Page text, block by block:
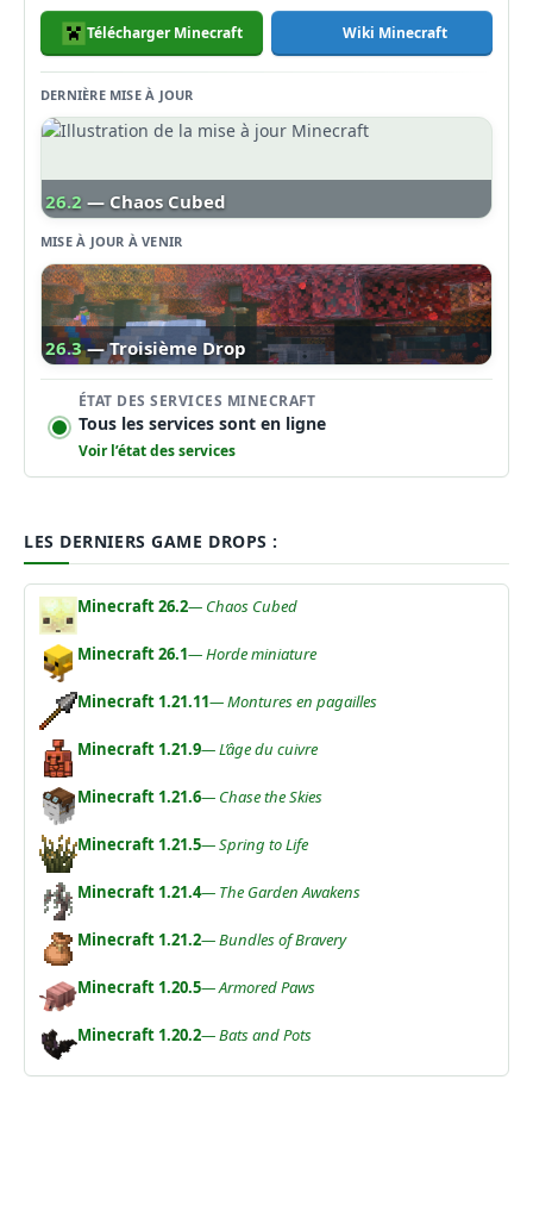
Télécharger Minecraft Wiki Minecraft
DERNIÈRE MISE À JOUR
26.2 — Chaos Cubed
MISE À JOUR À VENIR
26.3 — Troisième Drop
ÉTAT DES SERVICES MINECRAFT
Tous les services sont en ligne
Voir l’état des services
LES DERNIERS GAME DROPS :
Minecraft 26.2— Chaos Cubed
Minecraft 26.1— Horde miniature
Minecraft 1.21.11— Montures en pagailles
Minecraft 1.21.9— L’âge du cuivre
Minecraft 1.21.6— Chase the Skies
Minecraft 1.21.5— Spring to Life
Minecraft 1.21.4— The Garden Awakens
Minecraft 1.21.2— Bundles of Bravery
Minecraft 1.20.5— Armored Paws
Minecraft 1.20.2— Bats and Pots